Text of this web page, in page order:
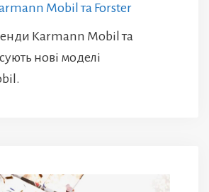
Mobil та Forster
Karmann Mobil та
нові моделі